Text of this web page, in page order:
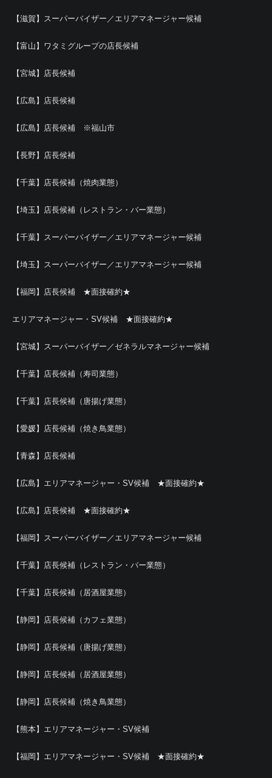
【滋賀】スーパーバイザー／エリアマネージャー候補
【富山】ワタミグループの店長候補
【宮城】店長候補
【広島】店長候補
【広島】店長候補 ※福山市
【長野】店長候補
【千葉】店長候補（焼肉業態）
【埼玉】店長候補（レストラン・バー業態）
【千葉】スーパーバイザー／エリアマネージャー候補
【埼玉】スーパーバイザー／エリアマネージャー候補
【福岡】店長候補 ★面接確約★
エリアマネージャー・SV候補 ★面接確約★
【宮城】スーパーバイザー／ゼネラルマネージャー候補
【千葉】店長候補（寿司業態）
【千葉】店長候補（唐揚げ業態）
【愛媛】店長候補（焼き鳥業態）
【青森】店長候補
【広島】エリアマネージャー・SV候補 ★面接確約★
【広島】店長候補 ★面接確約★
【福岡】スーパーバイザー／エリアマネージャー候補
【千葉】店長候補（レストラン・バー業態）
【千葉】店長候補（居酒屋業態）
【静岡】店長候補（カフェ業態）
【静岡】店長候補（唐揚げ業態）
【静岡】店長候補（居酒屋業態）
【静岡】店長候補（焼き鳥業態）
【熊本】エリアマネージャー・SV候補
【福岡】エリアマネージャー・SV候補 ★面接確約★